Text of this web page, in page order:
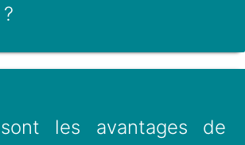
?
les avantages de